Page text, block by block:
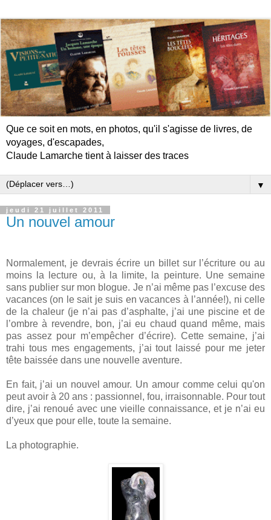
Que ce soit en mots, en photos, qu'il s'agisse de livres, de
voyages, d'escapades,
Claude Lamarche tient à laisser des traces
▼
jeudi 21 juillet 2011
Un nouvel amour
Normalement, je devrais écrire un billet sur l’écriture ou au
moins la lecture ou, à la limite, la peinture. Une semaine
sans publier sur mon blogue. Je n’ai même pas l’excuse des
vacances (on le sait je suis en vacances à l’année!), ni celle
de la chaleur (je n’ai pas d’asphalte, j’ai une piscine et de
l’ombre à revendre, bon, j’ai eu chaud quand même, mais
pas assez pour m’empêcher d’écrire). Cette semaine, j’ai
trahi tous mes engagements, j’ai tout laissé pour me jeter
tête baissée dans une nouvelle aventure.
En fait, j’ai un nouvel amour. Un amour comme celui qu'on
peut avoir à 20 ans : passionnel, fou, irraisonnable. Pour tout
dire, j’ai renoué avec une vieille connaissance, et je n’ai eu
d’yeux que pour elle, toute la semaine.
La photographie.